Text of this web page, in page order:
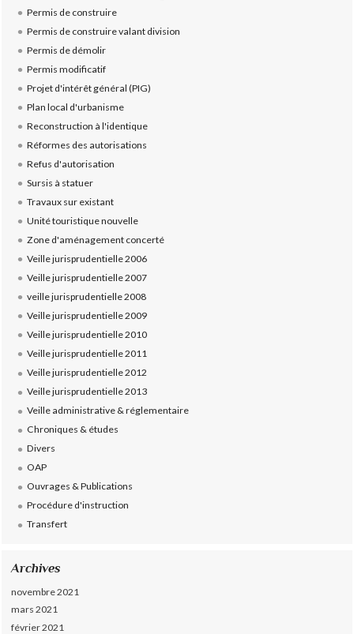
Permis de construire
Permis de construire valant division
Permis de démolir
Permis modificatif
Projet d'intérêt général (PIG)
Plan local d'urbanisme
Reconstruction à l'identique
Réformes des autorisations
Refus d'autorisation
Sursis à statuer
Travaux sur existant
Unité touristique nouvelle
Zone d'aménagement concerté
Veille jurisprudentielle 2006
Veille jurisprudentielle 2007
veille jurisprudentielle 2008
Veille jurisprudentielle 2009
Veille jurisprudentielle 2010
Veille jurisprudentielle 2011
Veille jurisprudentielle 2012
Veille jurisprudentielle 2013
Veille administrative & réglementaire
Chroniques & études
Divers
OAP
Ouvrages & Publications
Procédure d'instruction
Transfert
Archives
novembre 2021
mars 2021
février 2021